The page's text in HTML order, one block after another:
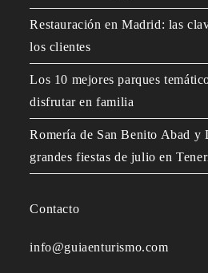
Restauración en Madrid: las
los clientes
Los 10 mejores parques
disfrutar en familia
Romería de San Benito Abad y
grandes fiestas de julio en
Contacto
info@guiaenturismo.com